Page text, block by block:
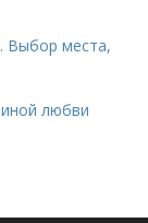
Выбор места,
любви